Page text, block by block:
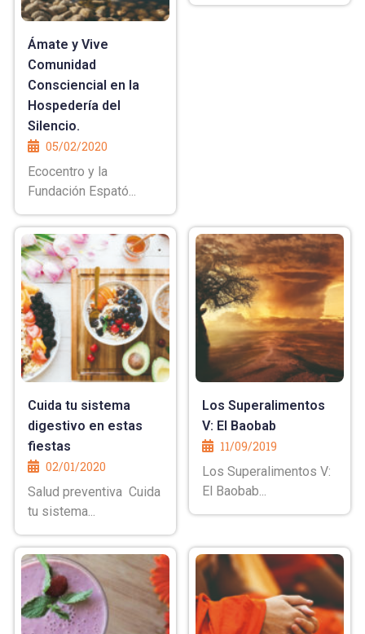
Ámate y Vive
Comunidad
Consciencial en la
Hospedería del
Silencio.
05/02/2020
Ecocentro y la
Fundación Espató...
Cuida tu sistema
digestivo en estas
fiestas
02/01/2020
Salud preventiva Cuida
tu sistema...
Los Superalimentos
V: El Baobab
11/09/2019
Los Superalimentos V:
El Baobab...